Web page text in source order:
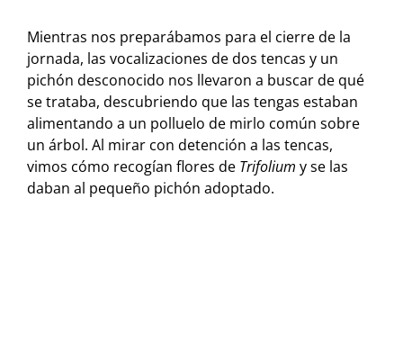
Mientras nos preparábamos para el cierre de la
jornada, las vocalizaciones de dos tencas y un
pichón desconocido nos llevaron a buscar de qué
se trataba, descubriendo que las tengas estaban
alimentando a un polluelo de mirlo común sobre
un árbol. Al mirar con detención a las tencas,
vimos cómo recogían flores de Trifolium y se las
daban al pequeño pichón adoptado.